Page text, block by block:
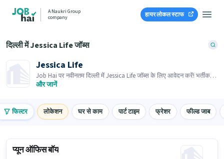
A Naukri Group
company
हायर लोकल स्टाफ
दिल्ली में Jessica Life जॉब्स
Jessica Life
Job Hai पर नवीनतम दिल्ली में Jessica Life जॉब्स के लिए आवेदन करें! भर्तीकर्ता
के पास आपके क्षेत्र में तत्काल रिक्तियां हैं।
और जानें
फिल्टर लोकेशन घर से काम पार्ट टाइम फ्रेशर फील्ड जाब
प्यून ऑफिस बॉय